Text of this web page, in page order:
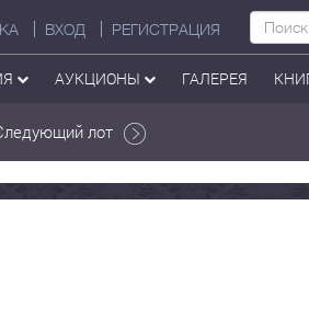
ВХОД РЕГИСТРАЦИЯ
АУКЦИОНЫ ГАЛЕРЕЯ
лот